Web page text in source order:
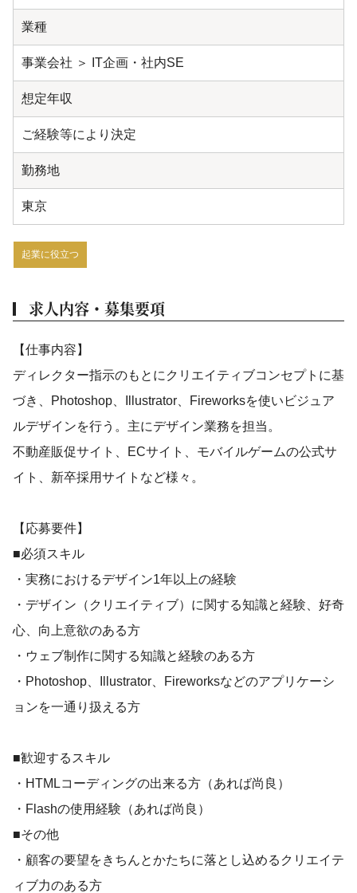
業種
事業会社 ＞ IT企画・社内SE
想定年収
ご経験等により決定
勤務地
東京
起業に役立つ
求人内容・募集要項
【仕事内容】
ディレクター指示のもとにクリエイティブコンセプトに基
づき、Photoshop、Illustrator、Fireworksを使いビジュア
ルデザインを行う。主にデザイン業務を担当。
不動産販促サイト、ECサイト、モバイルゲームの公式サ
イト、新卒採用サイトなど様々。
【応募要件】
■必須スキル
・実務におけるデザイン1年以上の経験
・デザイン（クリエイティブ）に関する知識と経験、好奇
心、向上意欲のある方
・ウェブ制作に関する知識と経験のある方
・Photoshop、Illustrator、Fireworksなどのアプリケーシ
ョンを一通り扱える方
■歓迎するスキル
・HTMLコーディングの出来る方（あれば尚良）
・Flashの使用経験（あれば尚良）
■その他
・顧客の要望をきちんとかたちに落とし込めるクリエイテ
ィブ力のある方